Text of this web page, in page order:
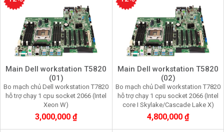
Main Dell workstation T5820
(01)
Bo mạch chủ Dell workstation T7820
hỗ trợ chạy 1 cpu socket 2066 (Intel
Xeon W)
3,000,000 ₫
Main Dell workstation T5820
(02)
Bo mạch chủ Dell workstation T7820
hỗ trợ chạy 1 cpu socket 2066 (Intel
core I Skylake/Cascade Lake X)
4,800,000 ₫